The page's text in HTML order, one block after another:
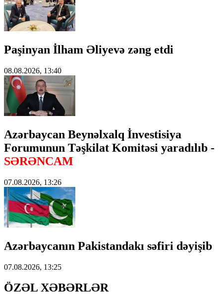
Paşinyan İlham Əliyevə zəng etdi
08.08.2026, 13:40
Azərbaycan Beynəlxalq İnvestisiya
Forumunun Təşkilat Komitəsi yaradılıb -
SƏRƏNCAM
07.08.2026, 13:26
Azərbaycanın Pakistandakı səfiri dəyişib
07.08.2026, 13:25
ÖZƏL XƏBƏRLƏR